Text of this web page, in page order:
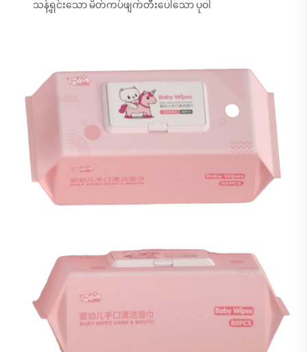
သန့်ရှင်းသော မိတ်ကပ်ဖျက်တီးပေါ်သော ပုဝါ